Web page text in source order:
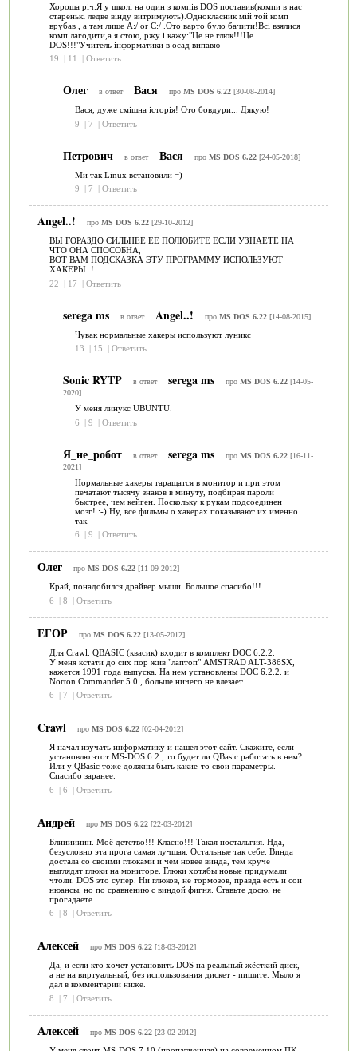
Хороша річ.Я у школі на один з компів DOS поставив(компи в нас
старенькі ледве вінду витримують).Однокласник мій той комп
врубав , а там лише A:/ or C:/ .Ото варто було бачити!Всі взялися
комп лагодити,а я стою, ржу і кажу:"Це не глюк!!!Це
DOS!!!"Учитель інформатики в осад випавю
19
| 11 | Ответить
Олег в ответ Вася про MS DOS 6.22[30-08-2014]
Вася, дуже смішна історія! Ото бовдури... Дякую!
9
| 7 | Ответить
Петрович в ответ Вася про MS DOS 6.22[24-05-2018]
Ми так Linux встановили =)
9
| 7 | Ответить
Angel..! про MS DOS 6.22[29-10-2012]
ВЫ ГОРАЗДО СИЛЬНЕЕ ЕЁ ПОЛЮБИТЕ ЕСЛИ УЗНАЕТЕ НА
ЧТО ОНА СПОСОБНА,
ВОТ ВАМ ПОДСКАЗКА ЭТУ ПРОГРАММУ ИСПОЛЬЗУЮТ
ХАКЕРЫ..!
22
| 17 | Ответить
serega ms в ответ Angel..! про MS DOS 6.22[14-08-2015]
Чувак нормальные хакеры используют луникс
13
| 15 | Ответить
Sonic RYTP в ответ serega ms про MS DOS 6.22[14-05-
2020]
У меня линукс UBUNTU.
6
| 9 | Ответить
Я_не_робот в ответ serega ms про MS DOS 6.22[16-11-
2021]
Нормальные хакеры таращатся в монитор и при этом
печатают тысячу знаков в минуту, подбирая пароли
быстрее, чем кейген. Поскольку к рукам подсоединен
мозг! :-) Ну, все фильмы о хакерах показывают их именно
так.
6
| 9 | Ответить
Олег про MS DOS 6.22[11-09-2012]
Край, понадобился драйвер мыши. Большое спасибо!!!
6
| 8 | Ответить
ЕГОР про MS DOS 6.22[13-05-2012]
Для Crawl. QBASIC (квасик) входит в комплект DOC 6.2.2.
У меня кстати до сих пор жив "лаптоп" AMSTRAD ALT-386SX,
кажется 1991 года выпуска. На нем установлены DOC 6.2.2. и
Norton Commander 5.0., больше ничего не влезает.
6
| 7 | Ответить
Crawl про MS DOS 6.22[02-04-2012]
Я начал изучать информатику и нашел этот сайт. Скажите, если
установлю этот MS-DOS 6.2 , то будет ли QBasic работать в нем?
Или у QBasic тоже должны быть какие-то свои параметры.
Спасибо заранее.
6
| 6 | Ответить
Андрей про MS DOS 6.22[22-03-2012]
Блиииииин. Моё детство!!! Класно!!! Такая ностальгия. Нда,
безусловно эта прога самая лучшая. Остальные так себе. Винда
достала со своими глюками и чем новее винда, тем круче
выглядят глюки на мониторе. Глюки хотябы новые придумали
чтоли. DOS это супер. Ни глюков, не тормозов, правда есть и сои
нюансы, но по сравнению с виндой фигня. Ставьте досю, не
прогадаете.
6
| 8 | Ответить
Алексей про MS DOS 6.22[18-03-2012]
Да, и если кто хочет установить DOS на реальный жёсткий диск,
а не на виртуальный, без использования дискет - пишите. Мыло я
дал в комментарии ниже.
8
| 7 | Ответить
Алексей про MS DOS 6.22[23-02-2012]